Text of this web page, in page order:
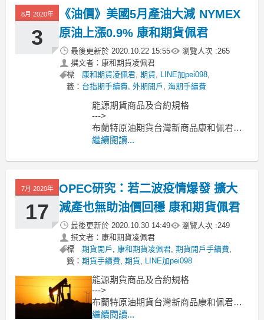
交易時間??
料庫存下降，馬來西亞棕櫚油期貨漲近
2%；因勞動力短缺狀況惡化以及出口量
增加，市場預期7月
8月 2020年
3
《油價》美國5月產油大減 NYMEX
原油上漲0.9% 康和期貨佩君
最後更新於 2020.10.22 15:55 瀏覽人次 :265
撰文者：康和期貨凌佩君
標
籤：
康和期貨凌佩君,期貨, LINE加pei098,
台指期手續費,外期開戶 ,海期手續費
能源期貨商品及合約規格
--->
布蘭特原油期貨台灣新商品康和佩君介
紹
原油期貨、輕原油CL、小輕原油QM保
交易時間??
紐約商業交易所（NYMEX）9月原油期
貨7月31日收盤上漲0.34美元或0.9%成為
每桶
繼續閱讀...
7月 2020年
17
OPEC研究：若二波疫情爆發 擴大
減產也無助油價回穩 康和期貨佩君
最後更新於 2020.10.30 14:49 瀏覽人次 :249
撰文者：康和期貨凌佩君
標
籤：
期貨開戶 , 康和期貨凌佩君, 期貨開戶手續費,
期貨手續費, 期貨, LINE加pei098
能源期貨商品及合約規格
--->
布蘭特原油期貨台灣新商品康和佩君介
紹
繼續閱讀...